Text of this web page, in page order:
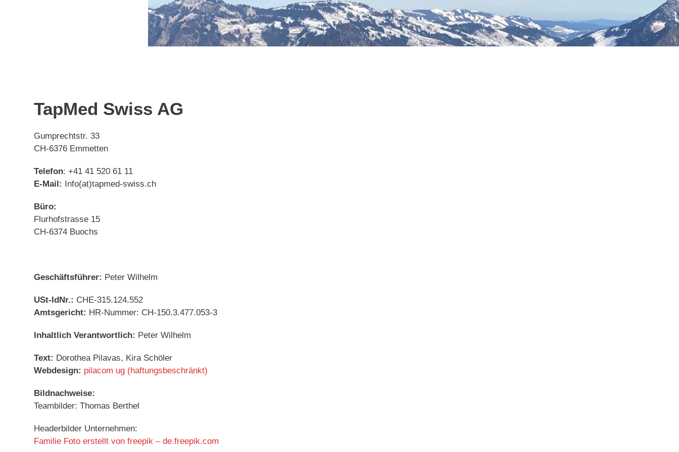
TapMed Swiss AG
Gumprechtstr. 33
CH-6376 Emmetten
Telefon: +41 41 520 61 11
E-Mail: Info(at)tapmed-swiss.ch
Büro:
Flurhofstrasse 15
CH-6374 Buochs
Geschäftsführer: Peter Wilhelm
USt-IdNr.: CHE-315.124.552
Amtsgericht: HR-Nummer: CH-150.3.477.053-3
Inhaltlich Verantwortlich: Peter Wilhelm
Text: Dorothea Pilavas, Kira Schöler
Webdesign: pilacom ug (haftungsbeschränkt)
Bildnachweise:
Teambilder: Thomas Berthel
Headerbilder Unternehmen:
Familie Foto erstellt von freepik – de.freepik.com